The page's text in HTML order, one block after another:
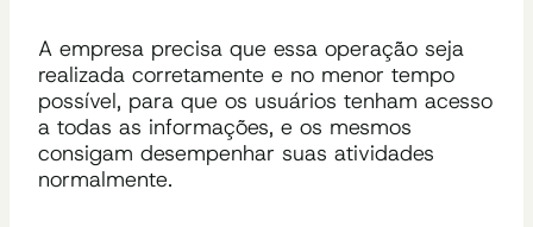
A empresa precisa que essa operação seja
realizada corretamente e no menor tempo
possível, para que os usuários tenham acesso
a todas as informações, e os mesmos
consigam desempenhar suas atividades
normalmente.